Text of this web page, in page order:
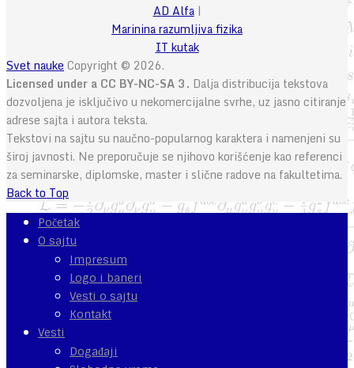
AD Alfa|
Marinina razumljiva fizika
IT kutak
Svet nauke Copyright © 2026.
Licensed under a CC BY-NC-SA 3. Dalja distribucija tekstova
dozvoljena je isključivo u nekomercijalne svrhe, uz jasno citiranje
adrese sajta i autora teksta.
Tekstovi na sajtu su naučno-popularnog karaktera i namenjeni su
široj javnosti. Ne preporučuje se njihovo korišćenje kao referenci
za seminarske, diplomske, master i slične radove na fakultetima.
Back to Top
Početak
O sajtu
Impresum
Logo i baneri
Vesti o sajtu
Kontakt
Vesti
Događaji